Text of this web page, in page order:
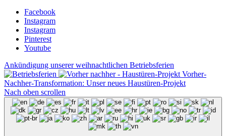
Facebook
Instagram
Instagram
Pinterest
Youtube
Ankündigung unserer weihnachtlichen Betriebsferien
Vorher-
Nachher-Transformation: Unser neues Haustüren-Projekt
Nach oben scrollen